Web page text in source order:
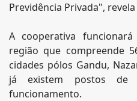
Previdência Privada",
A cooperativa
região que compreende
cidades pólos Gandu,
já existem postos de
funcionamento.